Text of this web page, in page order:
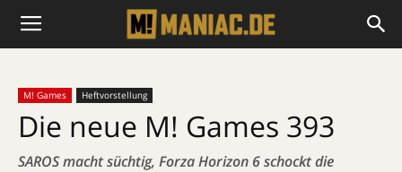
M! Games Heftvorstellung
Die neue M! Games 393
SAROS macht süchtig, Forza Horizon 6 schockt die